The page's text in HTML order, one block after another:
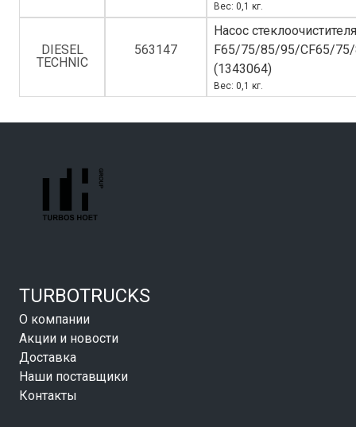
Вес: 0,1 кг.
DIESEL
TECHNIC
563147
Насос
F65/75/85/95/CF65/
(1343064)
Вес: 0,1 кг.
TURBOTRUCKS
О компании
Акции и новости
Доставка
Наши поставщики
Контакты